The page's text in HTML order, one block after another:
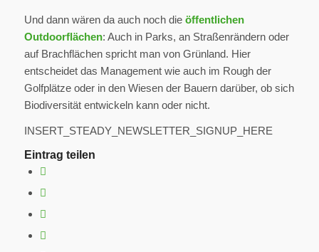
Und dann wären da auch noch die öffentlichen
Outdoorflächen: Auch in Parks, an Straßenrändern oder
auf Brachflächen spricht man von Grünland. Hier
entscheidet das Management wie auch im Rough der
Golfplätze oder in den Wiesen der Bauern darüber, ob sich
Biodiversität entwickeln kann oder nicht.
INSERT_STEADY_NEWSLETTER_SIGNUP_HERE
Eintrag teilen